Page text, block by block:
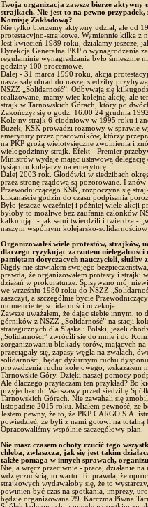
Twoja organizacja zawsze bierze aktywny
strajkach. Nie jest to na pewno przypadek,
Komisję Zakładową?
Nie tylko bierzemy aktywny udział, ale od
protestacyjno-strajkowe. Wymiennie kilka z
Jest kwiecień 1989 roku, działamy jeszcze,
Dyrekcją Generalną PKP o wynagrodzenia
regulaminie wynagradzania było śmiesznie
godziny 100 procentowe.
Dalej - 31 marca 1990 roku, akcja
naszą salę obrad do naszej siedziby
NSZZ „Solidarność”. Odbywają się
realizowane, mamy więc kolejną akcję, ale
strajk w Tarnowskich Górach, który po
Zakończył się o godz. 16.00 24 grudnia
Kolejny strajk 6-ciodniowy w 1995 roku i
Buzek, KSK prowadzi rozmowy w sprawie
emerytury przez pracowników, którzy
na PKP grożą wielotysięczne zwolnienia i
wielogodzinny strajk. Efekt - Premier
Ministrów wydaje mając ustawową
tysiącom kolejarzy na emeryturę.
Dalej 2003 rok. Głodówki w siedzibach
przez stronę rządową są pozorowane. I
Przewodniczącego KSK, rozpoczyna się
kilkanaście godzin do czasu podpisania
Było jeszcze wcześniej i póżniej wiele akcji
byłoby to możliwe bez zaufania członków
kalkulują i - jak sami twierdzili i twierdzą -
naszym wspólnym kolejarsko-
Organizowałeś wiele protestów, strajków,
dlaczego ryzykując zarzutem
pamiętam dotyczących nauczycieli,
Nigdy nie stawiałem swojego
prawda, że organizowałem protesty i strajki
działań w prokuraturze. Spisywano mój
we wrześniu 1980 roku do NSZZ
zaszczyt, a szczególnie bycie
momencie tej solidarności oczekują.
Zawsze uważałem, że dając siebie innym,
górników z NSZZ „Solidarność” na stacji
strategicznych dla Śląska i Polski, jeżeli
„Solidarności” zwrócili się do mnie i do
zorganizowaniu blokady torów, mających
przeciągały się, zapasy węgla na zwałach,
solidarności, będąc dyżurnym ruchu
prowadzenia ruchu kolejowego, wskazałem
Tarnowskie Góry. Dzięki naszej pomocy
Ale dlaczego przytaczam ten przykład? Bo
przyjechać do Warszawy przed siedzibę
Tarnowskich Górach. Nie zawahali się
listopadzie 2015 roku. Miałem pewność, że
Jestem pewny, że to, że PKP CARGO S.A.
powiedzieć, że byli z nami gotowi na
Opracowaliśmy wspólnie szczegółowy plan.
Nie masz czasem ochoty rzucić tego
chleba, zwłaszcza, jak się jest takim
także pomaga w innych sprawach,
Nie, a wręcz przeciwnie - praca, działanie
wdzięcznością, to warto. To prawda, że
strajkowych wydawałoby się, że to
powinien być czas na spotkania, imprezy,
będzie organizowana 29. Karczma Piwna